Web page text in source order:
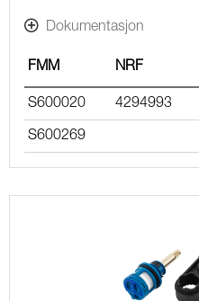
Dokumentasjon
FMM NRF
S600020 4294993
S600269